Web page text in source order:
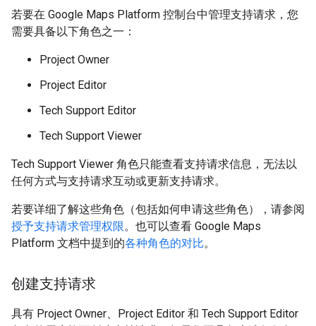
若要在 Google Maps Platform 控制台中管理支持请求，您
需要具备以下角色之一：
Project Owner
Project Editor
Tech Support Editor
Tech Support Viewer
Tech Support Viewer 角色只能查看支持请求信息，无法以
任何方式与支持请求互动或更新支持请求。
若要详细了解这些角色（包括如何申请这些角色），请参阅
授予支持请求管理权限。也可以查看 Google Maps
Platform 文档中提到的各种角色的对比。
创建支持请求
具有 Project Owner、Project Editor 和 Tech Support Editor